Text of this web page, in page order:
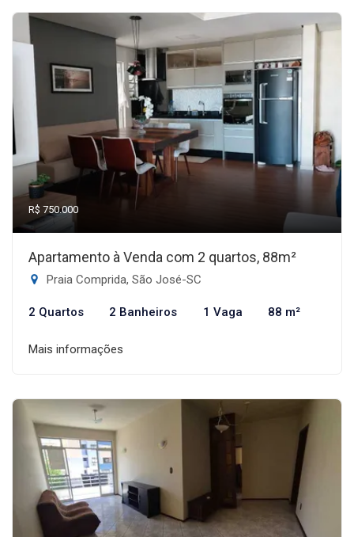
R$ 750.000
Apartamento à Venda com 2 quartos, 88m²
Praia Comprida, São José-SC
2 Quartos 2 Banheiros 1 Vaga 88 m²
Mais informações